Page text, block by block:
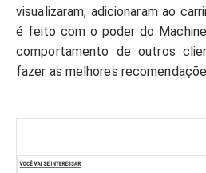
visualizaram, adicionaram ao
é feito com o poder do
comportamento de outros
fazer as melhores